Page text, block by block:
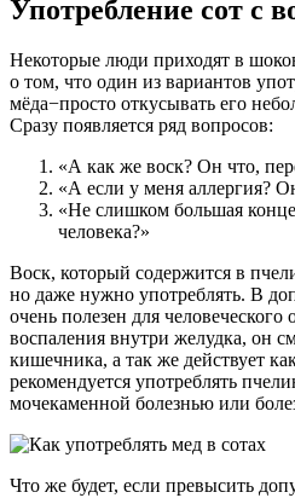
Употребление сот с
Некоторые люди приходят в
о том, что один из вариантов
мёда−просто откусывать его
Сразу появляется ряд вопросов:
«А как же воск? Он что,
«А если у меня аллергия?
«Не слишком большая
человека?»
Воск, который содержится в
но даже нужно употреблять. В
очень полезен для
воспаления внутри желудка, он
кишечника, а так же действует
рекомендуется употреблять
мочекаменной болезнью или
Что же будет, если превысить